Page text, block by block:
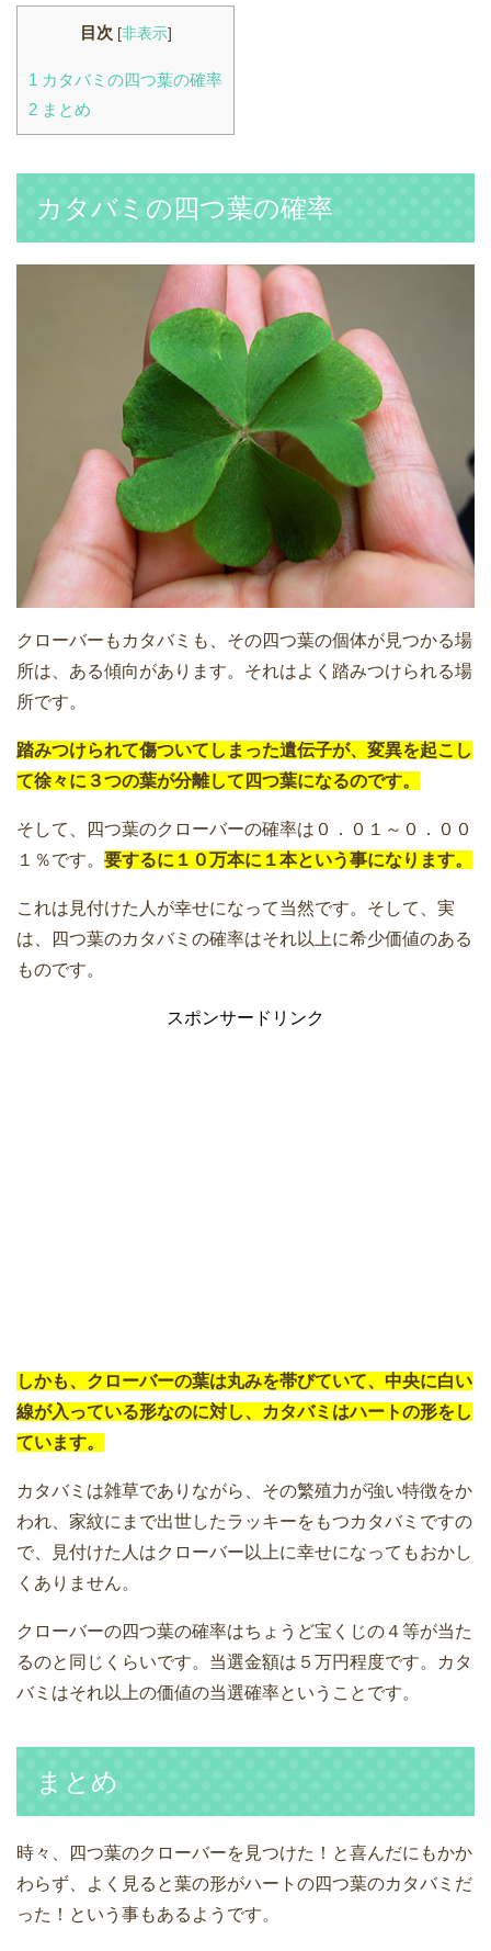
目次 [非表示]
1 カタバミの四つ葉の確率
2 まとめ
カタバミの四つ葉の確率
クローバーもカタバミも、その四つ葉の個体が見つかる場
所は、ある傾向があります。それはよく踏みつけられる場
所です。
踏みつけられて傷ついてしまった遺伝子が、変異を起こし
て徐々に３つの葉が分離して四つ葉になるのです。
そして、四つ葉のクローバーの確率は０．０１～０．００
１％です。 要するに１０万本に１本という事になります。
これは見付けた人が幸せになって当然です。そして、実
は、四つ葉のカタバミの確率はそれ以上に希少価値のある
ものです。
スポンサードリンク
しかも、クローバーの葉は丸みを帯びていて、中央に白い
線が入っている形なのに対し、カタバミはハートの形をし
ています。
カタバミは雑草でありながら、その繁殖力が強い特徴をか
われ、家紋にまで出世したラッキーをもつカタバミですの
で、見付けた人はクローバー以上に幸せになってもおかし
くありません。
クローバーの四つ葉の確率はちょうど宝くじの４等が当た
るのと同じくらいです。当選金額は５万円程度です。カタ
バミはそれ以上の価値の当選確率ということです。
まとめ
時々、四つ葉のクローバーを見つけた！と喜んだにもかか
わらず、よく見ると葉の形がハートの四つ葉のカタバミだ
った！という事もあるようです。